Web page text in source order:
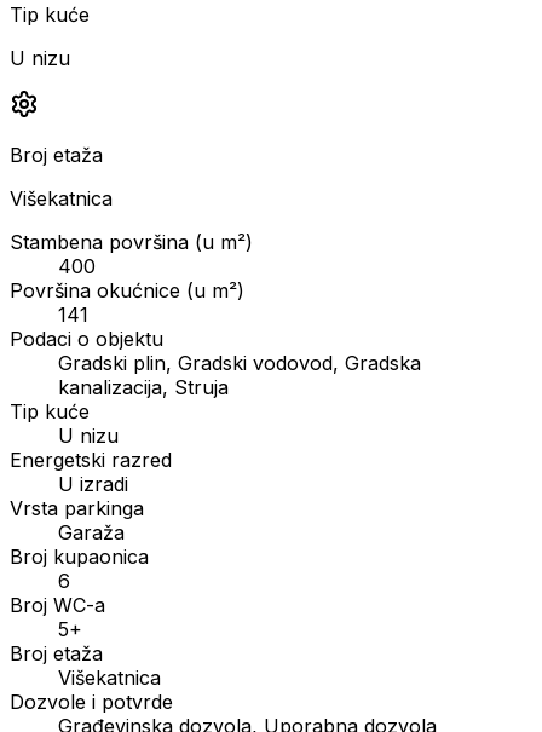
Tip kuće
U nizu
Broj etaža
Višekatnica
Stambena površina (u m²)
400
Površina okućnice (u m²)
141
Podaci o objektu
Gradski plin, Gradski vodovod, Gradska
kanalizacija, Struja
Tip kuće
U nizu
Energetski razred
U izradi
Vrsta parkinga
Garaža
Broj kupaonica
6
Broj WC-a
5+
Broj etaža
Višekatnica
Dozvole i potvrde
Građevinska dozvola, Uporabna dozvola